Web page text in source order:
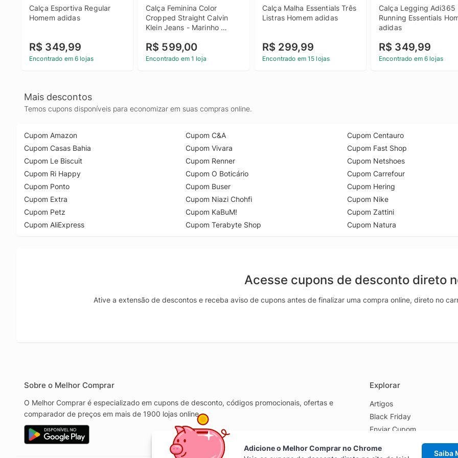
Calça Esportiva Regular
Homem adidas
R$ 349,99
Encontrado em 6 lojas
Calça Feminina Color
Cropped Straight Calvin
Klein Jeans - Marinho
Cropped Straight Calvin
Klein Jeans Marinho 40
R$ 599,00
Encontrado em 1 loja
Calça Malha Essentials Três
Listras Homem adidas
R$ 299,99
Encontrado em 15 lojas
Calça Legging Adi365
Running Essentials
adidas
R$ 349,99
Encontrado em 6 lojas
Mais descontos
Temos cupons disponíveis para economizar em suas compras online.
Cupom Amazon
Cupom Casas Bahia
Cupom Le Biscuit
Cupom Ri Happy
Cupom Ponto
Cupom Extra
Cupom Petz
Cupom AliExpress
Cupom C&A
Cupom Vivara
Cupom Renner
Cupom O Boticário
Cupom Buser
Cupom Niazi Chohfi
Cupom KaBuM!
Cupom Terabyte Shop
Cupom Centauro
Cupom Fast Shop
Cupom Netshoes
Cupom Carrefour
Cupom Hering
Cupom Nike
Cupom Zattini
Cupom Natura
Acesse cupons de desconto direto
Ative a extensão de descontos e receba aviso de cupons antes de finalizar uma compra online, direto no
Adicione o Melhor Comprar no Chrome
Saiba
Sobre o Melhor Comprar
O Melhor Comprar é especializado em cupons de desconto, códigos promocionais, ofertas e
comparador de preços em mais de 1900 lojas online.
Explorar
Artigos
Black Friday
Enviar Cupom